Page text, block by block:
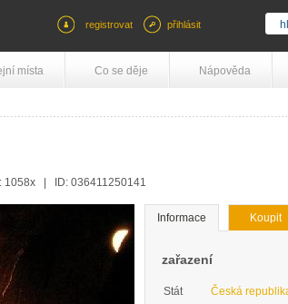
registrovat přihlásit
místa Co se děje Nápověda
1058x | ID: 036411250141
zařazení
Stát
Česká
Informace Koupit